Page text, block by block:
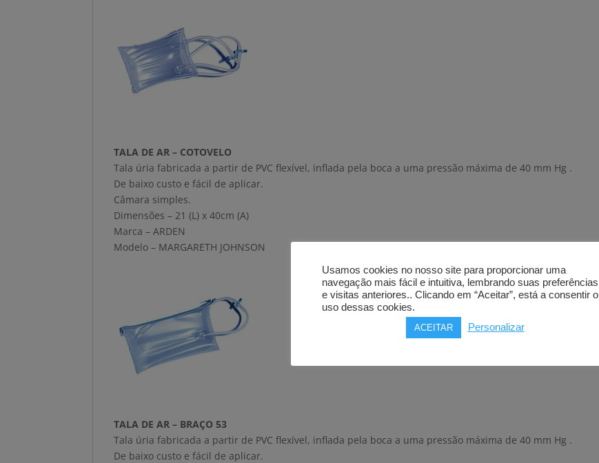
TALA DE AR – COTOVELO
Tala úria fabricada a partir de PVC flexível, inflada pela boca a uma pressão máxima de 40 mm Hg .
De baixo custo e fácil de aplicar.
Câmara simples.
Dimensões – 21 (L) x 40cm (A)
Marca – ARDEN
Modelo – MARGARETH JOHNSON
TALA DE AR – BRAÇO 53
Tala úria fabricada a partir de PVC flexível, inflada pela boca a uma pressão máxima de 40 mm Hg .
De baixo custo e fácil de aplicar.
Usamos cookies no nosso site para proporcionar uma
navegação mais fácil e intuitiva, lembrando suas preferências
e visitas anteriores.. Clicando em “Aceitar”, está a consentir o
uso dessas cookies.
ACEITAR Personalizar